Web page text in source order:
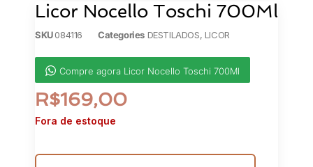
Licor Nocello Toschi 700Ml
SKU084116 Categories DESTILADOS, LICOR
Compre agora Licor Nocello Toschi 700Ml
R$169,00
Fora de estoque